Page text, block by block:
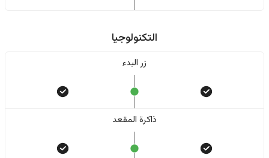
التكنولوجيا
زر البدء
ذاكرة المقعد